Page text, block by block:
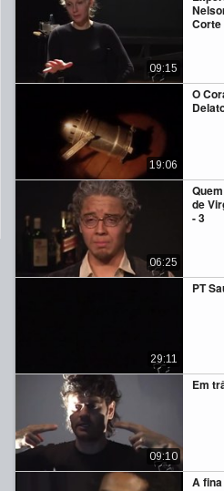
Corte
09:15
O
19:06
de
- 3
06:25
PT
29:11
Em
09:10
A